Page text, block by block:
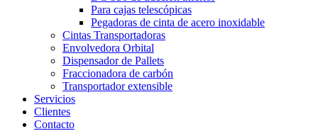
Para cajas telescópicas
Pegadoras de cinta de acero inoxidable
Cintas Transportadoras
Envolvedora Orbital
Dispensador de Pallets
Fraccionadora de carbón
Transportador extensible
Servicios
Clientes
Contacto